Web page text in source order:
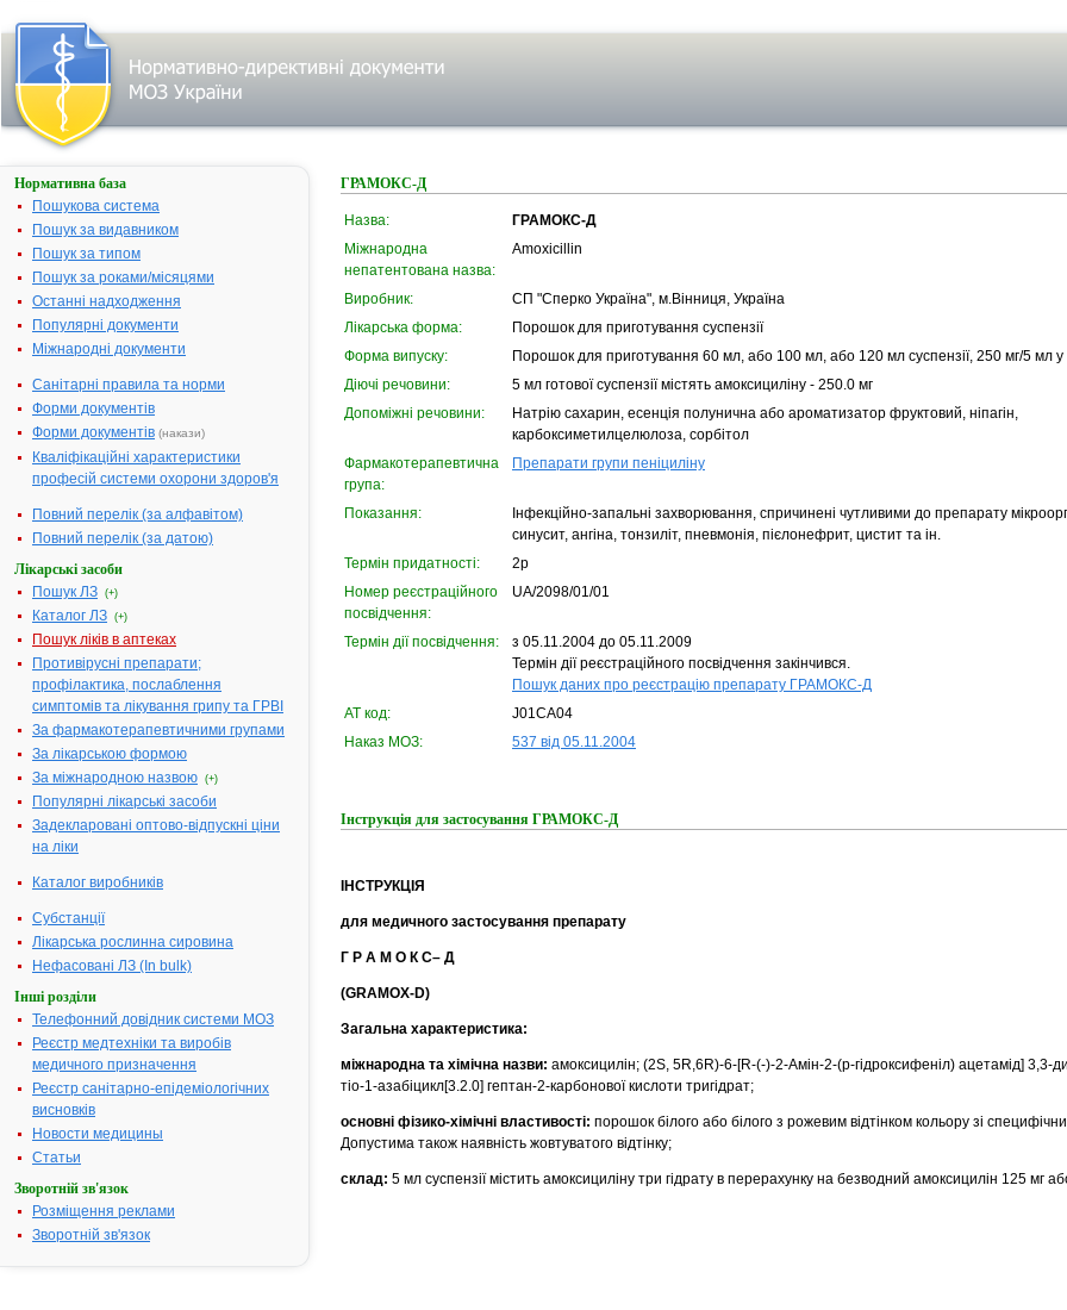
Нормативна база
Пошукова система
Пошук за видавником
Пошук за типом
Пошук за роками/місяцями
Останні надходження
Популярні документи
Міжнародні документи
Санітарні правила та норми
Форми документів
Форми документів (накази)
Кваліфікаційні характеристики
професій системи охорони здоров'я
Повний перелік (за алфавітом)
Повний перелік (за датою)
Лікарські засоби
Пошук ЛЗ (+)
Каталог ЛЗ (+)
Пошук ліків в аптеках
Противірусні препарати;
профілактика, послаблення
симптомів та лікування грипу та ГРВІ
За фармакотерапевтичними групами
За лікарською формою
За міжнародною назвою (+)
Популярні лікарські засоби
Задекларовані оптово-відпускні ціни
на ліки
Каталог виробників
Субстанції
Лікарська рослинна сировина
Нефасовані ЛЗ (In bulk)
Інші розділи
Телефонний довідник системи МОЗ
Реєстр медтехніки та виробів
медичного призначення
Реєстр санітарно-епідеміологічних
висновків
Новости медицины
Статьи
Зворотній зв'язок
Розміщення реклами
Зворотній зв'язок
ГРАМОКС-Д
Назва:
ГРАМОКС-Д
Міжнародна
непатентована назва:
Amoxicillin
Виробник:
СП "Сперко Україна", м.Вінниця, Україна
Лікарська форма:
Порошок для приготування суспензії
Форма випуску:
Порошок для приготування 60 мл, або 100 мл, або 120 мл суспензії, 250 мг/5 мл
Діючі речовини:
5 мл готової суспензії містять амоксицилiну - 250.0 мг
Допоміжні речовини:
Натрію сахарин, есенція полунична або ароматизатор фруктовий, ніпагін,
карбоксиметилцелюлоза, сорбітол
Фармакотерапевтична
група:
Препарати групи пеніциліну
Показання:
Інфекційно-запальні захворювання, спричинені чутливими до препарату
синусит, ангіна, тонзиліт, пневмонія, пієлонефрит, цистит та ін.
Термін придатності:
2р
Номер реєстраційного
посвідчення:
UA/2098/01/01
Термін дії посвідчення:
з 05.11.2004 до 05.11.2009
Термін дії реєстраційного посвідчення закінчився.
Пошук даних про реєстрацію препарату ГРАМОКС-Д
АТ код:
J01CA04
Наказ МОЗ:
537 від 05.11.2004
Інструкція для застосування ГРАМОКС-Д
ІНСТРУКЦІЯ
для медичного застосування препарату
Г Р А М О К С– Д
(GRAMOX-D)
Загальна характеристика:
міжнародна та хімічна назви: амоксицилін; (2S, 5R,6R)-6-[R-(-)-2-Амін-2-(р-гідроксифеніл) ацетамід] 3,3-
тіо-1-азабіцикл[3.2.0] гептан-2-карбонової кислоти тригідрат;
основні фізико-хімічні властивості: порошок білого або білого з рожевим відтінком кольору зі
Допустима також наявність жовтуватого відтінку;
склад: 5 мл суспензії містить амоксициліну три гідрату в перерахунку на безводний амоксицилін 125 мг